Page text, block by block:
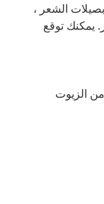
الشعر ،
يمكنك توقع
الزيوت